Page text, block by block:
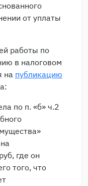
от уплаты
работы по
в налоговом
на публикацию
по п. «б» ч.2
где он
того, что